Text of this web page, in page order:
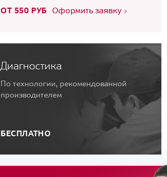
ОТ 550 РУБ Оформить заявку
Диагностика
По технологии, рекомендованной
производителем
БЕСПЛАТНО